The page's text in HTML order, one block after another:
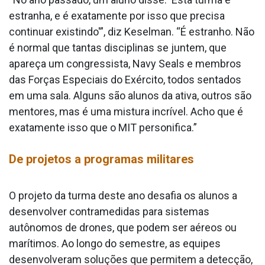
estranha, e é exatamente por isso que precisa
continuar existindo'”, diz Keselman. “É estranho. Não
é normal que tantas disciplinas se juntem, que
apareça um congressista, Navy Seals e membros
das Forças Especiais do Exército, todos sentados
em uma sala. Alguns são alunos da ativa, outros são
mentores, mas é uma mistura incrível. Acho que é
exatamente isso que o MIT personifica.”
De projetos a programas militares
O projeto da turma deste ano desafia os alunos a
desenvolver contramedidas para sistemas
autônomos de drones, que podem ser aéreos ou
marítimos. Ao longo do semestre, as equipes
desenvolveram soluções que permitem a detecção,